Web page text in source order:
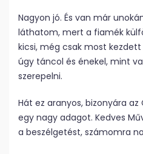
Nagyon jó. És van már
láthatom, mert a fiamék
kicsi, még csak most
úgy táncol és énekel, mint
szerepelni.
Hát ez aranyos, bizonyára
egy nagy adagot. Kedves
a beszélgetést, számomra